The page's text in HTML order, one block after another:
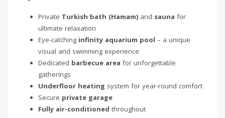
Private Turkish bath (Hamam) and sauna for
ultimate relaxation
Eye-catching infinity aquarium pool – a unique
visual and swimming experience
Dedicated barbecue area for unforgettable
gatherings
Underfloor heating system for year-round comfort
Secure private garage
Fully air-conditioned throughout